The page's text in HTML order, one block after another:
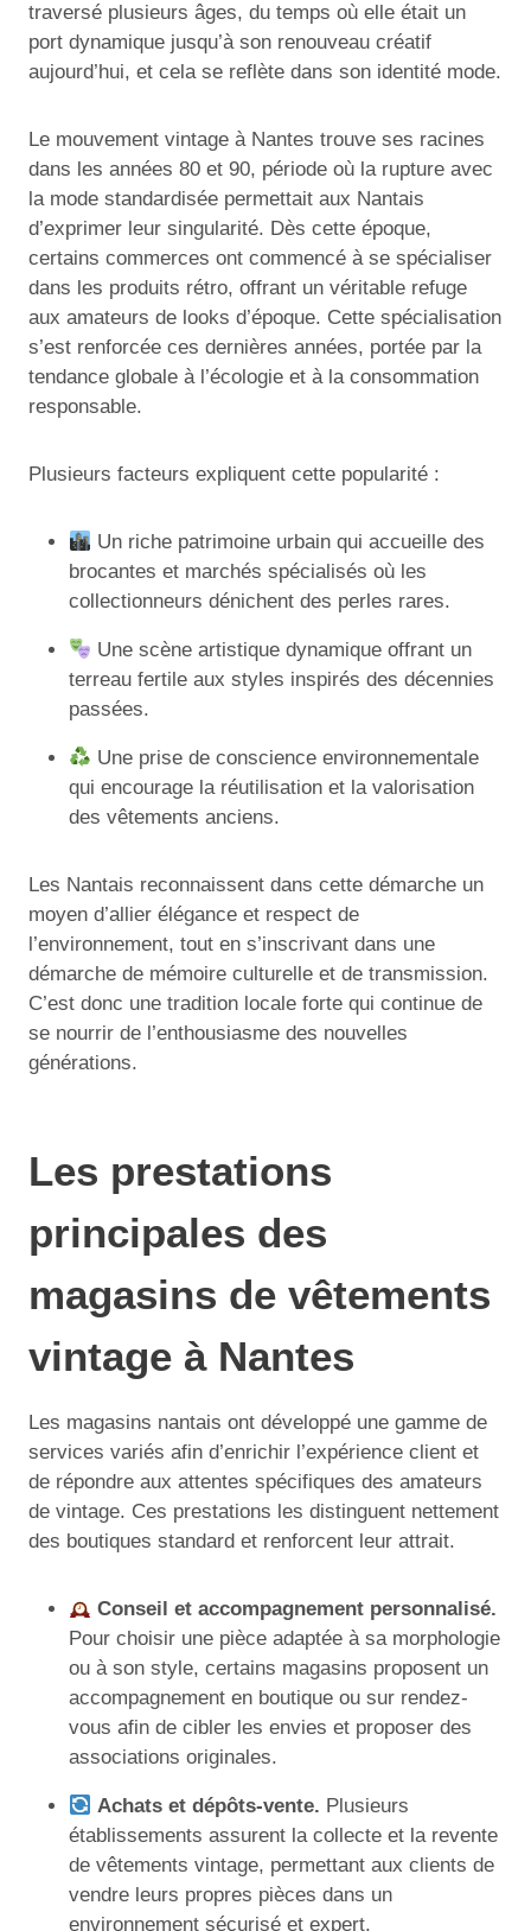
traversé plusieurs âges, du temps où elle était un
port dynamique jusqu’à son renouveau créatif
aujourd’hui, et cela se reflète dans son identité mode.
Le mouvement vintage à Nantes trouve ses racines
dans les années 80 et 90, période où la rupture avec
la mode standardisée permettait aux Nantais
d’exprimer leur singularité. Dès cette époque,
certains commerces ont commencé à se spécialiser
dans les produits rétro, offrant un véritable refuge
aux amateurs de looks d’époque. Cette spécialisation
s’est renforcée ces dernières années, portée par la
tendance globale à l’écologie et à la consommation
responsable.
Plusieurs facteurs expliquent cette popularité :
Un riche patrimoine urbain qui accueille des
brocantes et marchés spécialisés où les
collectionneurs dénichent des perles rares.
Une scène artistique dynamique offrant un
terreau fertile aux styles inspirés des décennies
passées.
Une prise de conscience environnementale
qui encourage la réutilisation et la valorisation
des vêtements anciens.
Les Nantais reconnaissent dans cette démarche un
moyen d’allier élégance et respect de
l’environnement, tout en s’inscrivant dans une
démarche de mémoire culturelle et de transmission.
C’est donc une tradition locale forte qui continue de
se nourrir de l’enthousiasme des nouvelles
générations.
Les prestations
principales des
magasins de vêtements
vintage à Nantes
Les magasins nantais ont développé une gamme de
services variés afin d’enrichir l’expérience client et
de répondre aux attentes spécifiques des amateurs
de vintage. Ces prestations les distinguent nettement
des boutiques standard et renforcent leur attrait.
Conseil et accompagnement personnalisé.
Pour choisir une pièce adaptée à sa morphologie
ou à son style, certains magasins proposent un
accompagnement en boutique ou sur rendez-
vous afin de cibler les envies et proposer des
associations originales.
Achats et dépôts-vente. Plusieurs
établissements assurent la collecte et la revente
de vêtements vintage, permettant aux clients de
vendre leurs propres pièces dans un
environnement sécurisé et expert.